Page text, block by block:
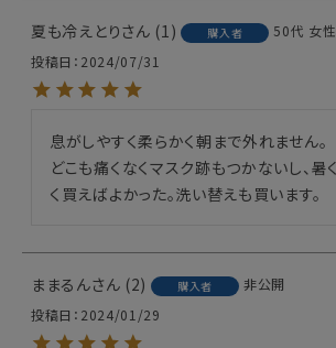
夏も冷えとり 1 購入者 50代 女性
投稿日
2024/07/31
息がしやすく柔らかく朝まで外れません。
どこも痛くなくマスク跡もつかないし、暑
く買えばよかった。洗い替えも買います。
ままるん 2 購入者
非公開
投稿日
2024/01/29